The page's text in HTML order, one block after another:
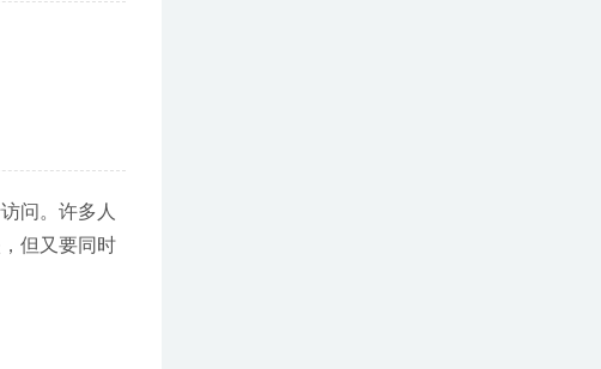
问。许多人
但又要同时